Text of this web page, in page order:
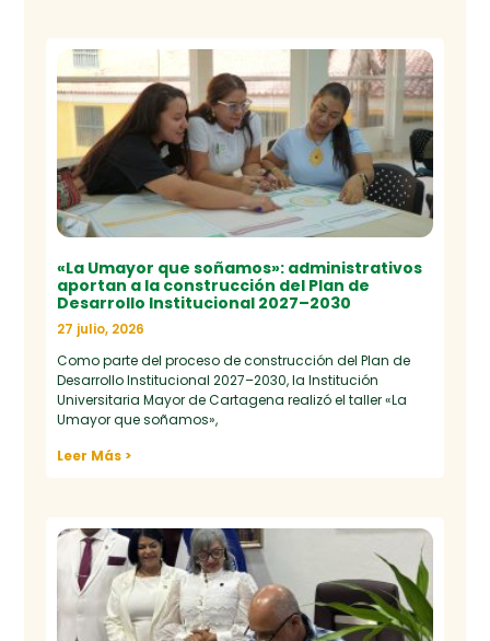
«La Umayor que soñamos»: administrativos
aportan a la construcción del Plan de
Desarrollo Institucional 2027–2030
27 julio, 2026
Como parte del proceso de construcción del Plan de
Desarrollo Institucional 2027–2030, la Institución
Universitaria Mayor de Cartagena realizó el taller «La
Umayor que soñamos»,
Leer Más >